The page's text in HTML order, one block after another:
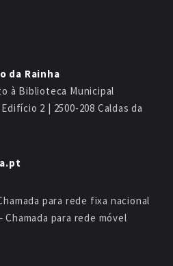
da Rainha
à Biblioteca Municipal
2 | 2500-208 Caldas da
para rede fixa nacional
Chamada para rede móvel